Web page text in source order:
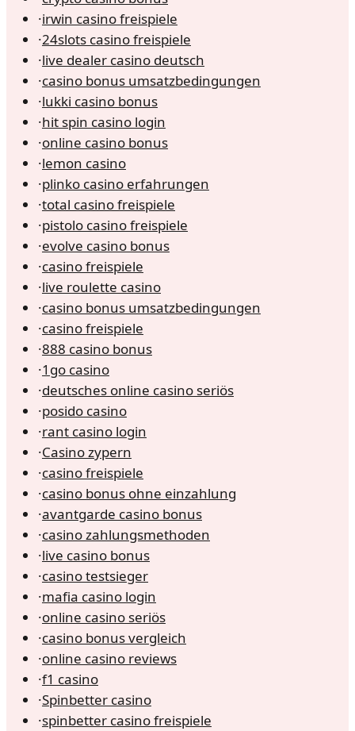
·irwin casino freispiele
·24slots casino freispiele
·live dealer casino deutsch
·casino bonus umsatzbedingungen
·lukki casino bonus
·hit spin casino login
·online casino bonus
·lemon casino
·plinko casino erfahrungen
·total casino freispiele
·pistolo casino freispiele
·evolve casino bonus
·casino freispiele
·live roulette casino
·casino bonus umsatzbedingungen
·casino freispiele
·888 casino bonus
·1go casino
·deutsches online casino seriös
·posido casino
·rant casino login
·Casino zypern
·casino freispiele
·casino bonus ohne einzahlung
·avantgarde casino bonus
·casino zahlungsmethoden
·live casino bonus
·casino testsieger
·mafia casino login
·online casino seriös
·casino bonus vergleich
·online casino reviews
·f1 casino
·Spinbetter casino
·spinbetter casino freispiele